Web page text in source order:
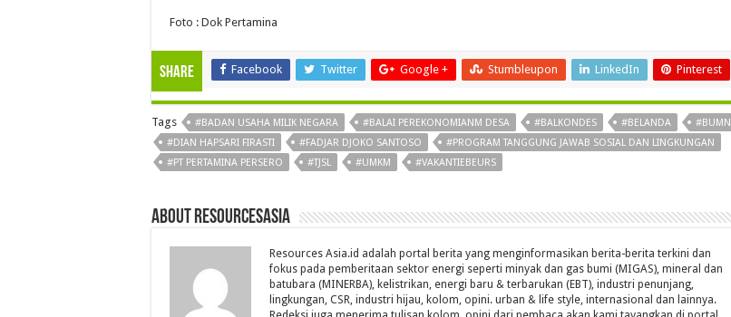
Foto : Dok Pertamina
Share Facebook Twitter Google + Stumbleupon LinkedIn Pinterest
Tags #BADAN USAHA MILIK NEGARA #BALAI PEREKONOMIANM DESA #BALKONDES #BELANDA
#BUMN
#DIAN HAPSARI FIRASTI
#FADJAR DJOKO SANTOSO
#PROGRAM TANGGUNG JAWAB SOSIAL DAN LINGKUNGAN
#PT PERTAMINA PERSERO
#TJSL #UMKM #VAKANTIEBEURS
About Resourcesasia
Resources Asia.id adalah portal berita yang menginformasikan berita-berita terkini dan
fokus pada pemberitaan sektor energi seperti minyak dan gas bumi (MIGAS), mineral dan
batubara (MINERBA), kelistrikan, energi baru & terbarukan (EBT), industri penunjang,
lingkungan, CSR, industri hijau, kolom, opini. urban & life style, internasional dan lainnya.